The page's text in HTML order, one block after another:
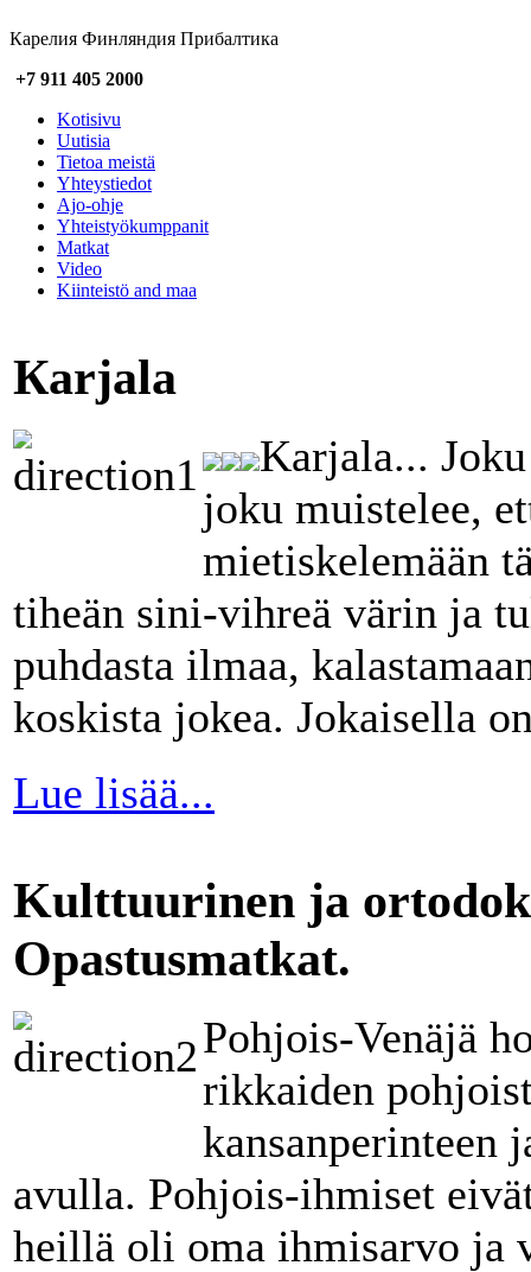
Карелия Финляндия Прибалтика
+7 911 405 2000
Kotisivu
Uutisia
Tietoa meistä
Yhteystiedot
Ajo-ohje
Yhteistyökumppanit
Matkat
Video
Kiinteistö and maa
Кarjala
Karjala...
joku muistelee,
mietiskelemään
tiheän sini-vihreä värin ja
puhdasta ilmaa,
koskista jokea. Jokaisella
Lue lisää...
Kulttuurinen ja
Opastusmatkat.
Pohjois-Venäjä
rikkaiden
kansanperinteen
avulla. Pohjois-ihmiset
heillä oli oma ihmisarvo ja